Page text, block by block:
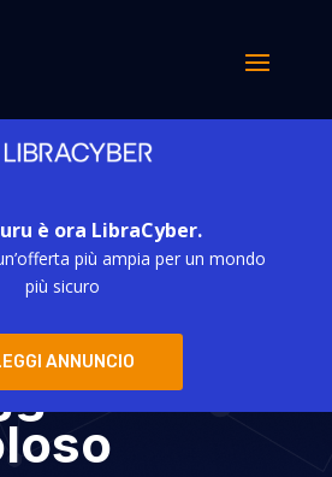
è ora LibraCyber.
più ampia per un mondo
più sicuro
ANNUNCIO
un
malware
molto